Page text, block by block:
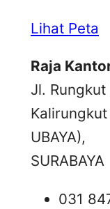
Lihat Peta
Raja
Jl.
UBAYA),
SURABAYA
031